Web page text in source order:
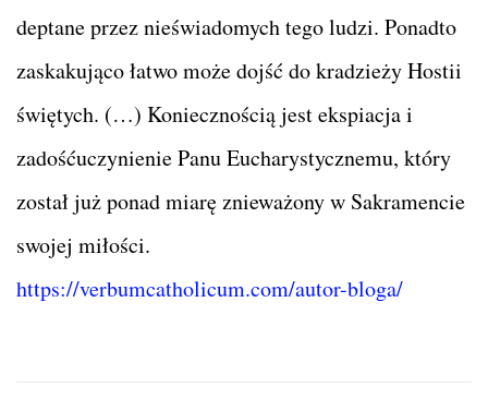
deptane przez nieświadomych tego ludzi. Ponadto
zaskakująco łatwo może dojść do kradzieży Hostii
świętych. (…) Koniecznością jest ekspiacja i
zadośćuczynienie Panu Eucharystycznemu, który
został już ponad miarę znieważony w Sakramencie
swojej miłości.
https://verbumcatholicum.com/autor-bloga/